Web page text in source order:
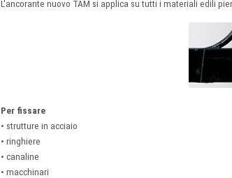
L'ancorante nuovo TAM si applica su tutti i materiali edili
Per fissare
• strutture in acciaio
• ringhiere
• canaline
• macchinari